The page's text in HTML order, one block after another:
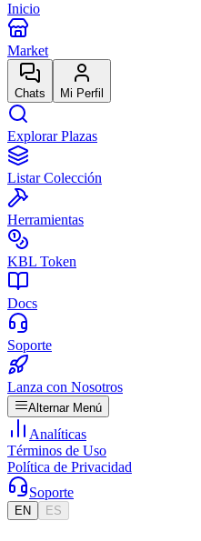
Inicio
Market
Chats Mi Perfil
Explorar Plazas
Listar Colección
Herramientas
KBL Token
Docs
Soporte
Lanza con Nosotros
Alternar Menú
Analíticas
Términos de Uso
Política de Privacidad
Soporte
EN ES